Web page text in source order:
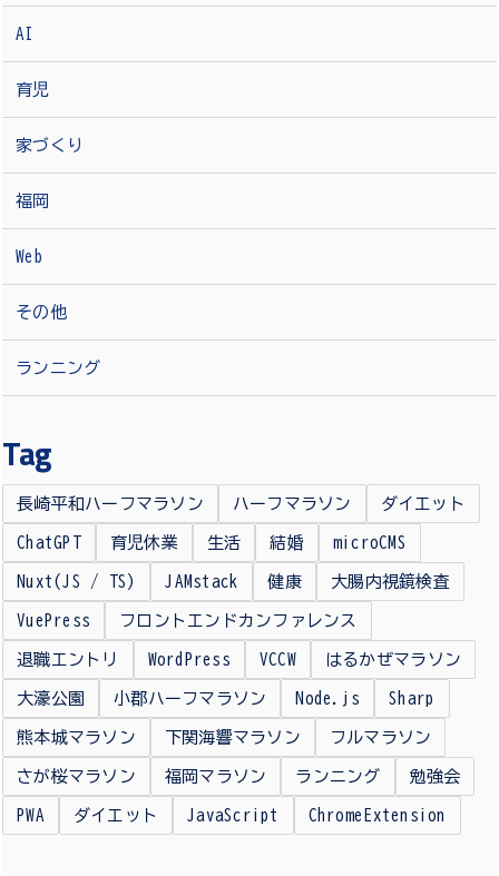
AI
育児
家づくり
福岡
Web
その他
ランニング
Tag
長崎平和ハーフマラソン ハーフマラソン ダイエット
ChatGPT 育児休業 生活 結婚 microCMS
Nuxt(JS / TS) JAMstack 健康 大腸内視鏡検査
VuePress フロントエンドカンファレンス
退職エントリ WordPress VCCW はるかぜマラソン
大濠公園 小郡ハーフマラソン Node.js Sharp
熊本城マラソン 下関海響マラソン フルマラソン
さが桜マラソン 福岡マラソン ランニング 勉強会
PWA ダイエット JavaScript ChromeExtension